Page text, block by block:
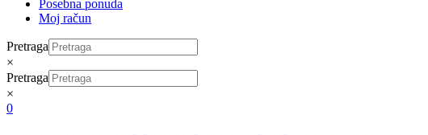
Posebna ponuda
Moj račun
Pretraga
×
Pretraga
×
0